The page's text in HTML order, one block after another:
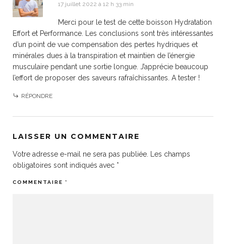
17 juillet 2022 à 12 h 33 min
Merci pour le test de cette boisson Hydratation
Effort et Performance. Les conclusions sont très intéressantes
d’un point de vue compensation des pertes hydriques et
minérales dues à la transpiration et maintien de l’énergie
musculaire pendant une sortie longue. J’apprécie beaucoup
l’effort de proposer des saveurs rafraîchissantes. A tester !
RÉPONDRE
LAISSER UN COMMENTAIRE
Votre adresse e-mail ne sera pas publiée.
Les champs
obligatoires sont indiqués avec *
COMMENTAIRE *